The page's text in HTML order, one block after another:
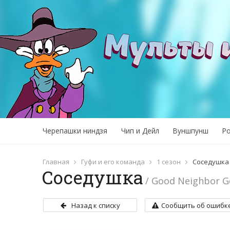
Черепашки ниндзя Чип и Дейл Вуншпунш
Главная Гуфи и его команда 1 сезон Соседушка
Соседушка / Good Neighbor
Назад к списку Сообщить об